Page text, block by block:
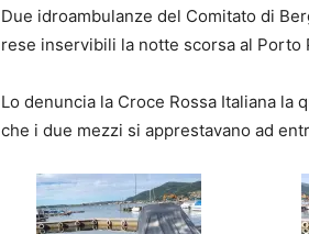
Due idroambulanze del Comitato di
rese inservibili la notte scorsa al Porto
Lo denuncia la Croce Rossa Italiana la
che i due mezzi si apprestavano ad